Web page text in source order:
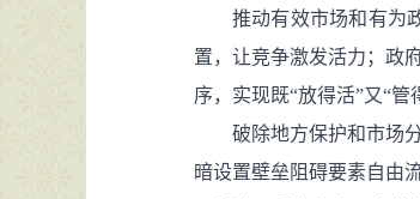
推动有效市场和有为
置，让竞争激发活力；政
序，实现既“放得活”又“管
破除地方保护和市场
暗设置壁垒阻碍要素自由